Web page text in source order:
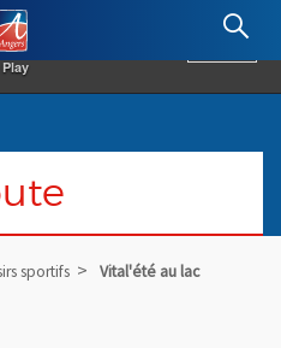
Angers.fr : Retour à l'accueil
sportifs Vital'été au lac